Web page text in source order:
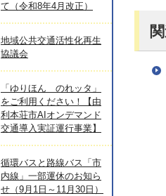
て（令和8年4月改正）
地域公共交通活性化再生
協議会
「ゆりほん のれッタ」
をご利用ください！【由
利本荘市AIオンデマンド
交通導入実証運行事業】
循環バスと路線バス「市
内線」一部運休のお知ら
せ（9月1日～11月30日）